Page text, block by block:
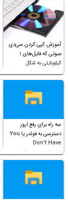
آموزش کپی کردن سی‌دی
صوتی که فایل‌های ۱
کیلوبایتی به شکل
شورت‌کات در آن موجود
است!
سه راه برای رفع ارور
دسترسی به فولدر یا You
Don’t Have
Permission to
Access this folder